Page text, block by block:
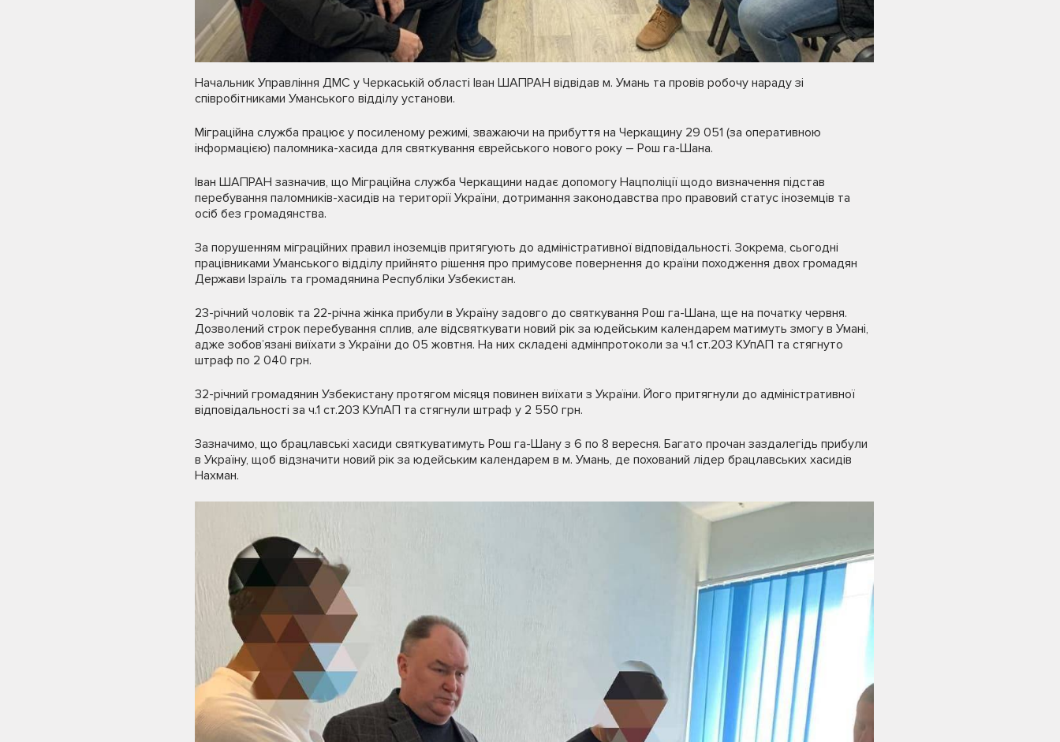
Начальник Управління ДМС у Черкаській області Іван ШАПРАН відвідав м. Умань та провів робочу нараду зі
співробітниками Уманського відділу установи.
Міграційна служба працює у посиленому режимі, зважаючи на прибуття на Черкащину 29 051 (за оперативною
інформацією) паломника-хасида для святкування єврейського нового року – Рош га-Шана.
Іван ШАПРАН зазначив, що Міграційна служба Черкащини надає допомогу Нацполіції щодо визначення підстав
перебування паломників-хасидів на території України, дотримання законодавства про правовий статус іноземців та
осіб без громадянства.
За порушенням міграційних правил іноземців притягують до адміністративної відповідальності. Зокрема, сьогодні
працівниками Уманського відділу прийнято рішення про примусове повернення до країни походження двох громадян
Держави Ізраїль та громадянина Республіки Узбекистан.
23-річний чоловік та 22-річна жінка прибули в Україну задовго до святкування Рош га-Шана, ще на початку червня.
Дозволений строк перебування сплив, але відсвяткувати новий рік за юдейським календарем матимуть змогу в Умані,
адже зобов’язані виїхати з України до 05 жовтня. На них складені адмінпротоколи за ч.1 ст.203 КУпАП та стягнуто
штраф по 2 040 грн.
32-річний громадянин Узбекистану протягом місяця повинен виїхати з України. Його притягнули до адміністративної
відповідальності за ч.1 ст.203 КУпАП та стягнули штраф у 2 550 грн.
Зазначимо, що брацлавські хасиди святкуватимуть Рош га-Шану з 6 по 8 вересня. Багато прочан заздалегідь прибули
в Україну, щоб відзначити новий рік за юдейським календарем в м. Умань, де похований лідер брацлавських хасидів
Нахман.